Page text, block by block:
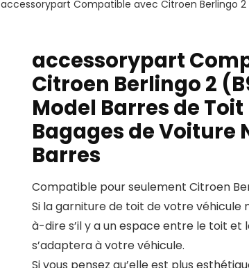
accessorypart Compatible avec Citroen Berlingo 2
accessorypart
Citroen Berlingo 2
Model Barres de
Bagages de Voiture
Barres
Compatible pour seulement Citroen
Si la garniture de toit de votre véhicule
à-dire s’il y a un espace entre le toit
s’adaptera à votre véhicule.